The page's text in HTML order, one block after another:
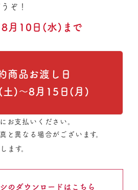
ぞ！
10日(水)まで
商品お渡し日
)〜8月15日(月)
支払いください。
異なる場合がございます。
す。